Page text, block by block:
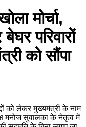
मोर्चा,
परिवारों
को सौंपा
को लेकर मुख्यमंत्री के नाम
मनोज सुवालका के नेतृत्व में